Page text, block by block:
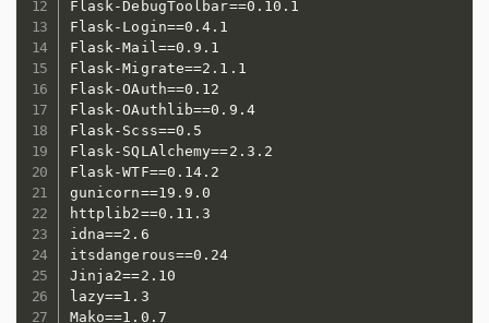
Flask-DebugToolbar==0.10.1
Flask-Login==0.4.1
Flask-Mail==0.9.1
Flask-Migrate==2.1.1
Flask-OAuth==0.12
Flask-OAuthlib==0.9.4
Flask-Scss==0.5
Flask-SQLAlchemy==2.3.2
Flask-WTF==0.14.2
gunicorn==19.9.0
httplib2==0.11.3
idna==2.6
itsdangerous==0.24
Jinja2==2.10
lazy==1.3
Mako==1.0.7